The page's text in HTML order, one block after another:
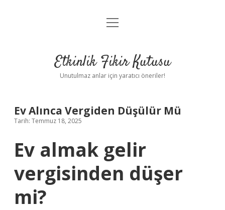
Anasayfa
Yasal Uyarı
menüyü
Etkinlik Fikir Kutusu
Unutulmaz anlar için yaratıcı öneriler!
Ev Alınca Vergiden Düşülür Mü
Tarih: Temmuz 18, 2025
Ev almak gelir
vergisinden düşer
mi?